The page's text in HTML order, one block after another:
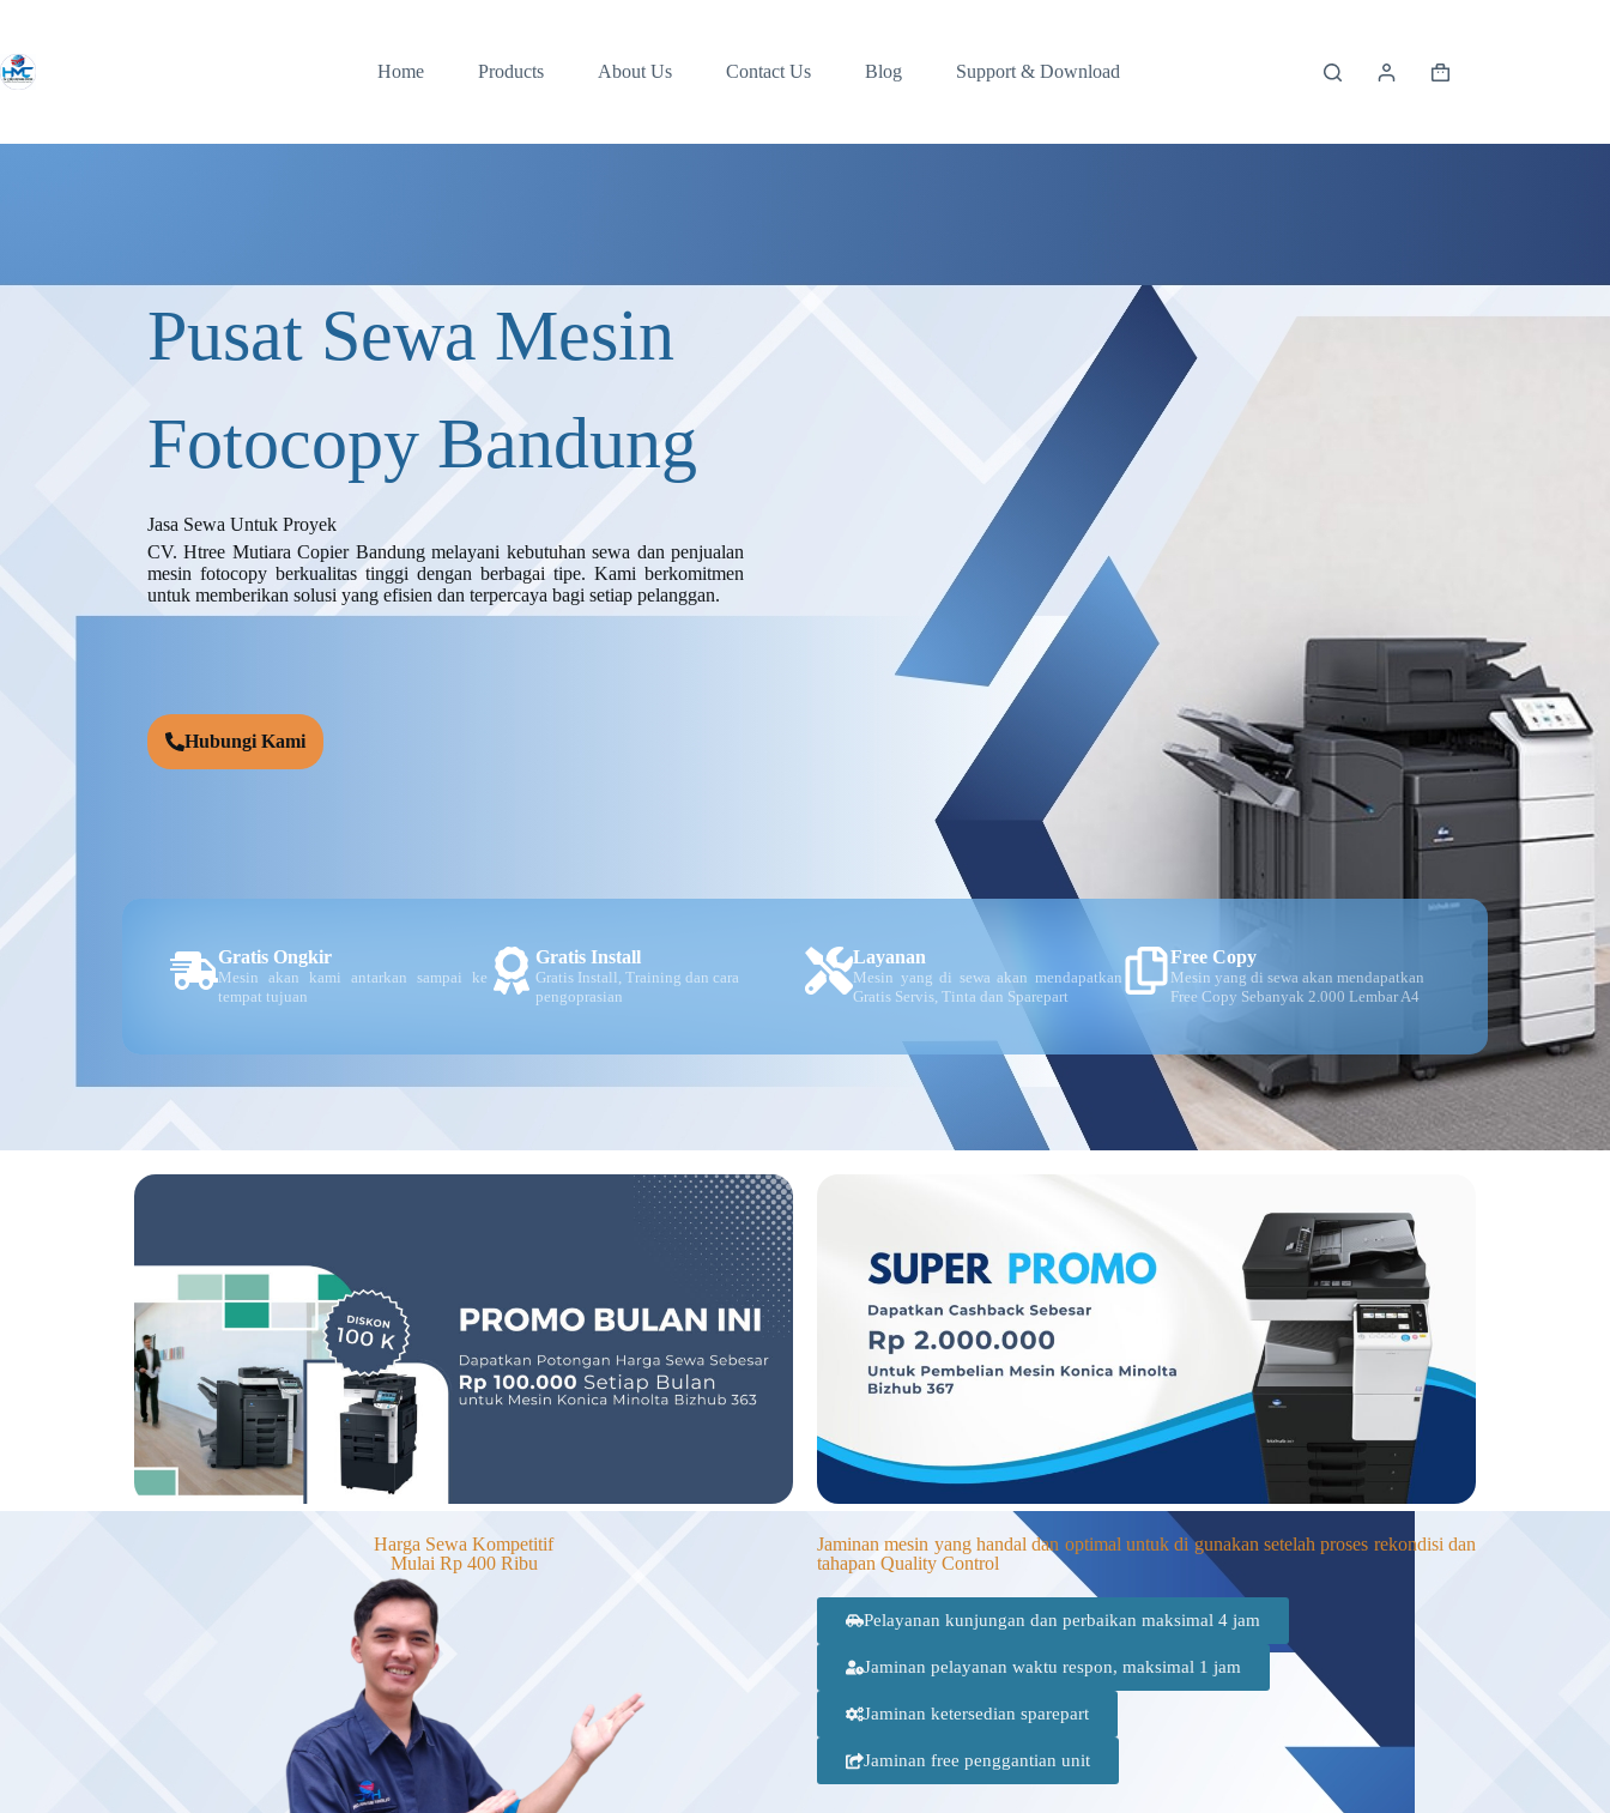
Home Products About Us Contact Us Blog Support & Download
Pusat Sewa Mesin
Fotocopy Bandung
Jasa Sewa Untuk Proyek
CV. Htree Mutiara Copier Bandung melayani kebutuhan sewa dan penjualan
mesin fotocopy berkualitas tinggi dengan berbagai tipe. Kami berkomitmen
untuk memberikan solusi yang efisien dan terpercaya bagi setiap pelanggan.
Hubungi Kami
Gratis Ongkir
Mesin akan kami antarkan sampai ke
tempat tujuan
Gratis Install
Gratis Install, Training dan cara
pengoprasian
Layanan
Mesin yang di sewa akan mendapatkan
Gratis Servis, Tinta dan Sparepart
Free Copy
Mesin yang di sewa akan mendapatkan
Free Copy Sebanyak 2.000 Lembar A4
Harga Sewa Kompetitif
Mulai Rp 400 Ribu
Jaminan mesin yang handal dan optimal untuk di gunakan setelah proses rekondisi dan
tahapan Quality Control
Pelayanan kunjungan dan perbaikan maksimal 4 jam
Jaminan pelayanan waktu respon, maksimal 1 jam
Jaminan ketersedian sparepart
Jaminan free penggantian unit